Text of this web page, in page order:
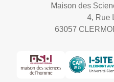
Maison des
4, Rue
63057